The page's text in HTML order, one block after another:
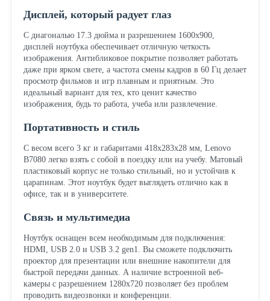
Дисплей, который радует глаз
С диагональю 17.3 дюйма и разрешением 1600x900,
дисплей ноутбука обеспечивает отличную четкость
изображения. Антибликовое покрытие позволяет работать
даже при ярком свете, а частота смены кадров в 60 Гц делает
просмотр фильмов и игр плавным и приятным. Это
идеальный вариант для тех, кто ценит качество
изображения, будь то работа, учеба или развлечение.
Портативность и стиль
С весом всего 3 кг и габаритами 418x283x28 мм, Lenovo
B7080 легко взять с собой в поездку или на учебу. Матовый
пластиковый корпус не только стильный, но и устойчив к
царапинам. Этот ноутбук будет выглядеть отлично как в
офисе, так и в университете.
Связь и мультимедиа
Ноутбук оснащен всем необходимым для подключения:
HDMI, USB 2.0 и USB 3.2 gen1. Вы сможете подключить
проектор для презентации или внешние накопители для
быстрой передачи данных. А наличие встроенной веб-
камеры с разрешением 1280x720 позволяет без проблем
проводить видеозвонки и конференции.